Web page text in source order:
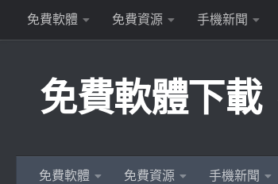
Skip to content
免費軟體 免費資源 手機新聞
免費軟體下載
免費軟體 免費資源 手機新聞